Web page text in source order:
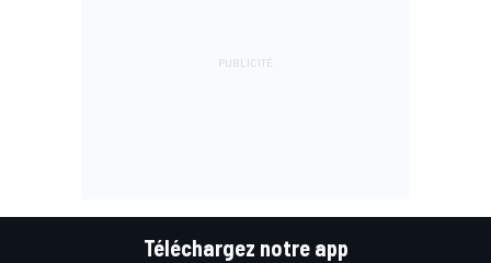
Téléchargez notre app